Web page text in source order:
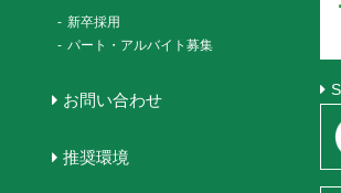
- 新卒採用
- パート・アルバイト募集
お問い合わせ
推奨環境